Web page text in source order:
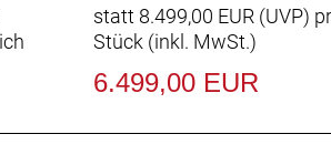
und spart
statt 8.499,00 EUR (UVP)
Stück (inkl. MwSt.)
6.499,00 EUR